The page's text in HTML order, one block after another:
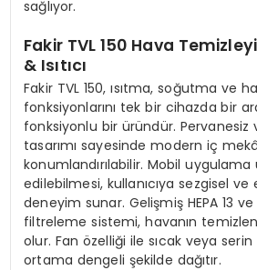
sağlıyor.
Fakir TVL 150 Hava
& Isıtıcı
Fakir TVL 150, ısıtma, soğutma ve
fonksiyonlarını tek bir cihazda bir
fonksiyonlu bir üründür. Pervanesiz
tasarımı sayesinde modern iç
konumlandırılabilir. Mobil
edilebilmesi, kullanıcıya sezgisel
deneyim sunar. Gelişmiş HEPA 13
filtreleme sistemi, havanın
olur. Fan özelliği ile sıcak veya serin
ortama dengeli şekilde dağıtır.